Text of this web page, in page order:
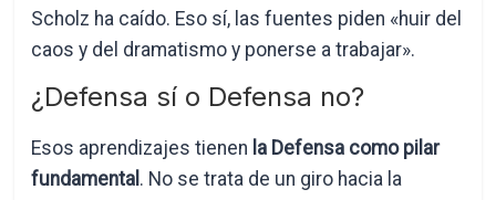
Scholz ha caído. Eso sí, las fuentes piden «huir del
caos y del dramatismo y ponerse a trabajar».
¿Defensa sí o Defensa no?
Esos aprendizajes tienen la Defensa como pilar
fundamental . No se trata de un giro hacia la